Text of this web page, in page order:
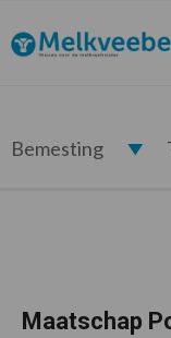
de
hoofdnavigatie
de
hoofd
de
eerste
de
voettekst
Melkveebedrijf.nl
Bemesting
Maatschap